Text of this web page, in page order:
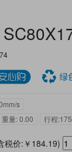
s
重量: 0.00 行程
税价:￥184.19)